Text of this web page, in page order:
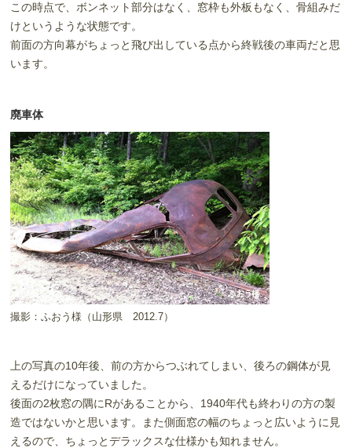
この時点で、ボンネット部分はなく、窓枠も外板もなく、骨組みだ
けというような状態です。
前面の方向幕がちょっと飛び出している点から終戦後の車両だと思
います。
廃車体
撮影：ふおう様（山形県 2012.7）
上の写真の10年後、前の方からつぶれてしまい、後ろの鋼体が見
えるだけになっていました。
後面の2枚窓の隅にRがあることから、1940年代も終わりの方の製
造ではないかと思います。また側面窓の幅のちょっと広いように見
えるので、ちょっとデラックスな仕様かも知れません。